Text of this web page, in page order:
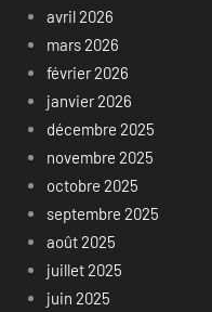
avril 2026
mars 2026
février 2026
janvier 2026
décembre 2025
novembre 2025
octobre 2025
septembre 2025
août 2025
juillet 2025
juin 2025